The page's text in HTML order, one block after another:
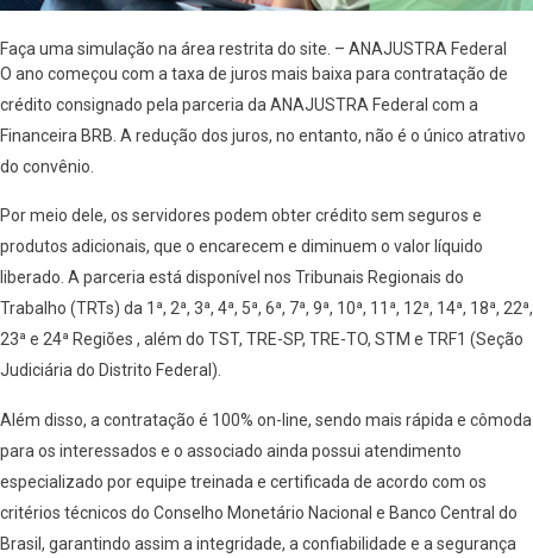
Faça uma simulação na área restrita do site. – ANAJUSTRA Federal
O ano começou com a taxa de juros mais baixa para contratação de
crédito consignado pela parceria da ANAJUSTRA Federal com a
Financeira BRB. A redução dos juros, no entanto, não é o único atrativo
do convênio.
Por meio dele, os servidores podem obter crédito sem seguros e
produtos adicionais, que o encarecem e diminuem o valor líquido
liberado. A parceria está disponível nos Tribunais Regionais do
Trabalho (TRTs) da 1ª, 2ª, 3ª, 4ª, 5ª, 6ª, 7ª, 9ª, 10ª, 11ª, 12ª, 14ª, 18ª, 22ª,
23ª e 24ª Regiões , além do TST, TRE-SP, TRE-TO, STM e TRF1 (Seção
Judiciária do Distrito Federal).
Além disso, a contratação é 100% on-line, sendo mais rápida e cômoda
para os interessados e o associado ainda possui atendimento
especializado por equipe treinada e certificada de acordo com os
critérios técnicos do Conselho Monetário Nacional e Banco Central do
Brasil, garantindo assim a integridade, a confiabilidade e a segurança